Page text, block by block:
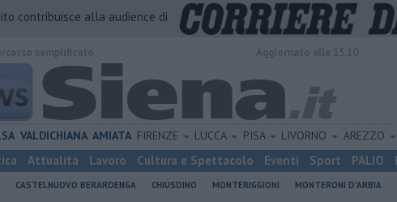
contribuisce alla audience di
VALDICHIANA AMIATA FIRENZE LUCCA PISA LIVORNO AREZZO
Attualità Lavoro Cultura e Spettacolo Eventi Sport PALIO
CASTELNUOVO BERARDENGA CHIUSDINO MONTERIGGIONI MONTERONI D'ARBIA